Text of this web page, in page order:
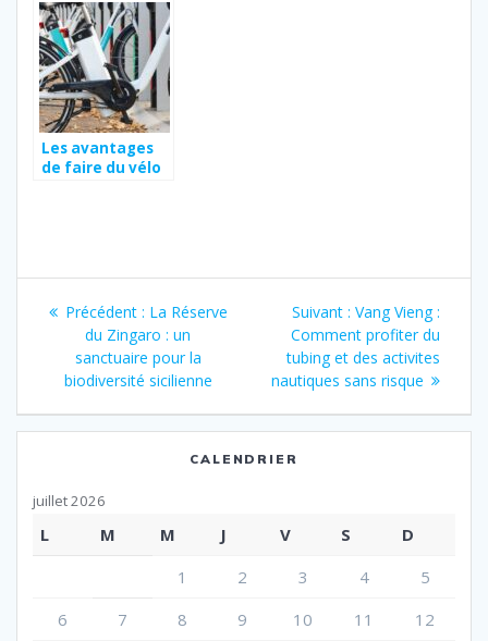
pour petits et
grands
Les avantages
de faire du vélo
Navigation
l’article
Précédent : Article
précédent
La Réserve
du Zingaro : un
sanctuaire pour la
biodiversité sicilienne
Suivant : Article
suivant
:
Vang Vieng :
Comment profiter du
tubing et des activites
nautiques sans risque
CALENDRIER
juillet 2026
L M M J V S
D
1
2 3 4
5
6
7 8 9 10 11
12